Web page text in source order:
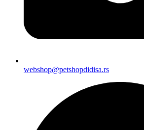
webshop@petshopdidisa.rs